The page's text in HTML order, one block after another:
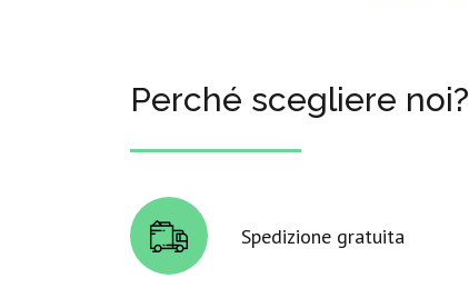
Perché scegliere noi?
Spedizione gratuita